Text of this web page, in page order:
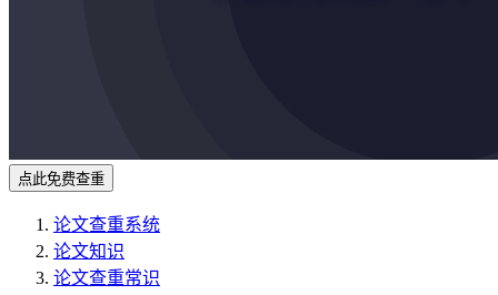
点此免费查重
论文查重系统
论文知识
论文查重常识